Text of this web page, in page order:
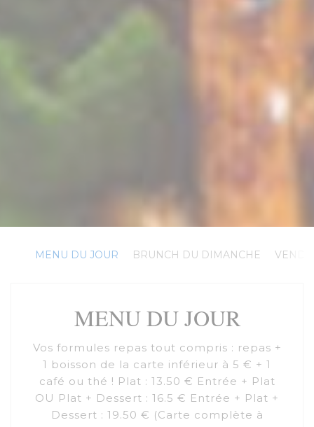
MENU DU JOUR BRUNCH DU DIMANCHE
MENU DU JOUR
Vos formules repas tout compris : repas +
1 boisson de la carte inférieur à 5 € + 1
café ou thé ! Plat : 13.50 € Entrée + Plat
OU Plat + Dessert : 16.5 € Entrée + Plat +
Dessert : 19.50 € (Carte complète à